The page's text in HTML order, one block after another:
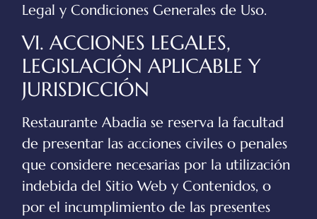
Legal y Condiciones Generales de Uso.
VI. ACCIONES LEGALES,
LEGISLACIÓN APLICABLE Y
JURISDICCIÓN
Restaurante Abadia se reserva la facultad
de presentar las acciones civiles o penales
que considere necesarias por la utilización
indebida del Sitio Web y Contenidos, o
por el incumplimiento de las presentes